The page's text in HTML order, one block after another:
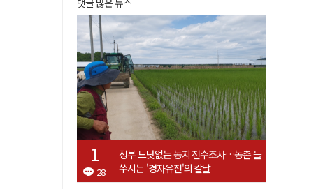
댓글 많은 뉴스
28
정부 느닷없는 농지 전수조사…농촌 들
쑤시는 '경자유전'의 칼날